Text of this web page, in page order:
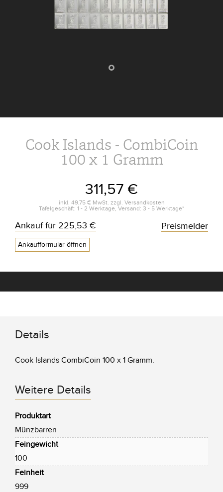
Cook Islands - CombiCoin
100 x 1 Gramm
311,57 €
inkl. 49,75 €MwSt. zzgl. Versandkosten
Tafelgeschäft: 1 - 2 Werktage, Versand: 3 - 5 Werktage*
Ankauf für 225,53 €
Ankaufformular öffnen
Preismelder
Details
Cook Islands CombiCoin 100 x 1 Gramm.
Weitere Details
Produktart
Münzbarren
Feingewicht
100
Feinheit
999